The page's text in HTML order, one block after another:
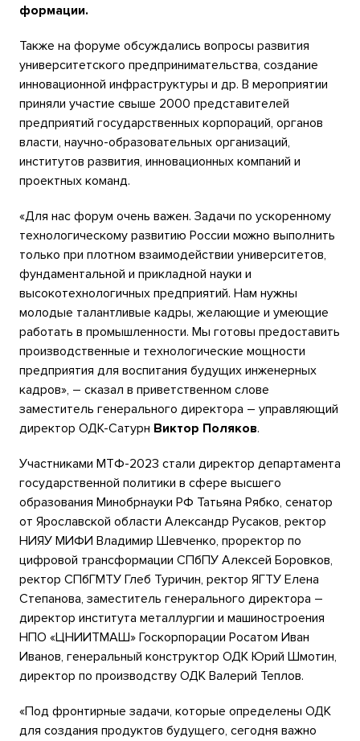
формации.
Также на форуме обсуждались вопросы развития
университетского предпринимательства, создание
инновационной инфраструктуры и др. В мероприятии
приняли участие свыше 2000 представителей
предприятий государственных корпораций, органов
власти, научно-образовательных организаций,
институтов развития, инновационных компаний и
проектных команд.
«Для нас форум очень важен. Задачи по ускоренному
технологическому развитию России можно выполнить
только при плотном взаимодействии университетов,
фундаментальной и прикладной науки и
высокотехнологичных предприятий. Нам нужны
молодые талантливые кадры, желающие и умеющие
работать в промышленности. Мы готовы предоставить
производственные и технологические мощности
предприятия для воспитания будущих инженерных
кадров», – сказал в приветственном слове
заместитель генерального директора – управляющий
директор ОДК-Сатурн Виктор Поляков.
Участниками МТФ-2023 стали директор департамента
государственной политики в сфере высшего
образования Минобрнауки РФ Татьяна Рябко, сенатор
от Ярославской области Александр Русаков, ректор
НИЯУ МИФИ Владимир Шевченко, проректор по
цифровой трансформации СПбПУ Алексей Боровков,
ректор СПбГМТУ Глеб Туричин, ректор ЯГТУ Елена
Степанова, заместитель генерального директора –
директор института металлургии и машиностроения
НПО «ЦНИИТМАШ» Госкорпорации Росатом Иван
Иванов, генеральный конструктор ОДК Юрий Шмотин,
директор по производству ОДК Валерий Теплов.
«Под фронтирные задачи, которые определены ОДК
для создания продуктов будущего, сегодня важно